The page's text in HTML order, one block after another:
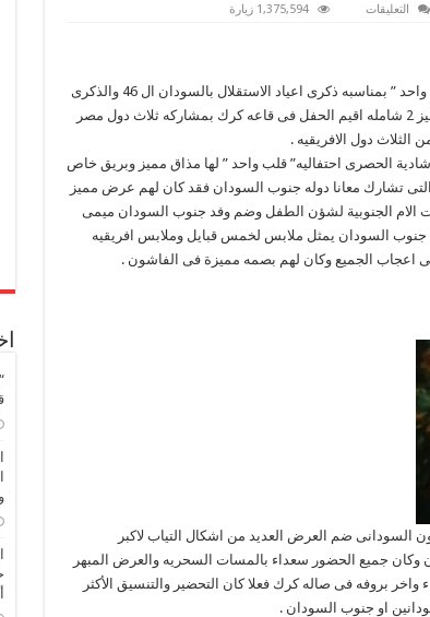
التعليقات
تضم
ثلاث
دول
فى
قلب
واحد
احتفالا
باستقلال
السودان
64
مغلقة
1,375,594 زيارة
أقامت مبادرة مصر والسودان ايد واحدة احتفاليه ” قلب واحد ” بمناسبه ذكرى اعياد الاستقلال بالسودان ال 46 والذكرى
الاولى للثورة وتكريم الحاصلين على دورة الصحفى المميز 2 شامله اقيم الحفل فى قاعه كرك بمشاركه ثلاث دول مصر
دول الافريقيه .
الحصرى احتفاليه” قلب واحد ” لها مذاق مميز وبريق خاص
تشارك معانا دوله جنوب السودان فقد كان لهم عرض مميز
الام الجنوبية لشؤن الطفل وضم وفد جنوب السودان ميمى
السودان يمثل ملابس لخمس قبايل وملابس افريقيه
اعجاب الجميع وكان لهم بصمه مميزة فى الفاشون .
ضم العرض العديد من اشكال التياب لاكبر
جميع الحضور سعداء بالمسات السحريه والعرض المبهر
واخر بروفه فى صاله كرك فعلا كان التحضير والتنسيق الأكثر
او جنوب السودان .